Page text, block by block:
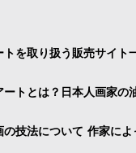
を取り扱う販売サイト
ートとは？日本人画家
の技法について 作家に